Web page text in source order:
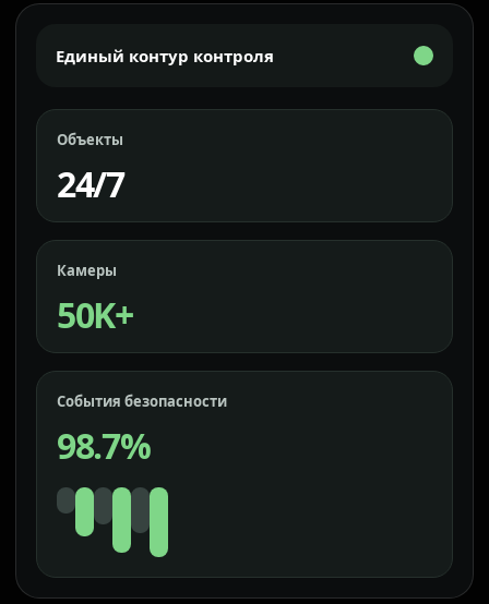
Единый контур контроля
Объекты
24/7
Камеры
50K+
События безопасности
98.7%